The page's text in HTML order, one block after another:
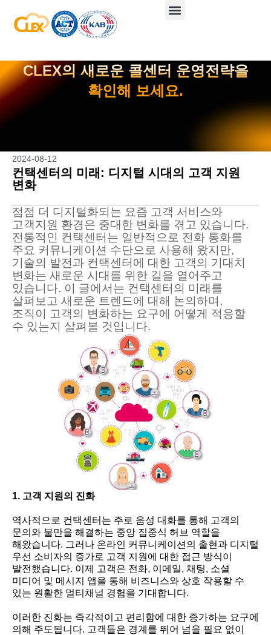
CLEX의 새로운 콜센터 운영전략을
확인해 보세요.
2024-08-12
컨택센터의 미래: 디지털 시대의 고객 지원
변화
점점 더 디지털화되는 요즘 고객 서비스와
고객지원 환경은 중대한 변화를 겪고 있습니다.
전통적인 컨택센터는 일반적으로 전화 통화를
주요 커뮤니케이션 수단으로 사용해 왔지만,
기술의 발전과 컨택센터에 대한 고객의 기대치
변화는 새로운 시대를 위한 길을 열어주고
있습니다. 이 글에서는 컨택센터의 미래를
살펴보고 새로운 트렌드에 대해 논의하며,
조직이 고객의 변화하는 요구에 어떻게 적응할
수 있는지 살펴볼 것입니다.
1. 고객 지원의 진화
역사적으로 컨택센터는 주로 음성 대화를 통해 고객의
문의와 불만을 해결하는 중앙 집중식 허브 역할을
해왔습니다. 그러나 온라인 커뮤니케이션의 출현과 디지털
우선 소비자의 증가로 고객 지원에 대한 접근 방식이
발전했습니다. 이제 고객은 전화, 이메일, 채팅, 소셜
미디어 및 메시지 앱을 통해 비즈니스와 상호 작용할 수
있는 원활한 멀티채널 경험을 기대합니다.
이러한 진화는 즉각적이고 편리함에 대한 증가하는 요구에
의해 주도됩니다. 고객들은 경계를 뛰어 넘을 필요 없이